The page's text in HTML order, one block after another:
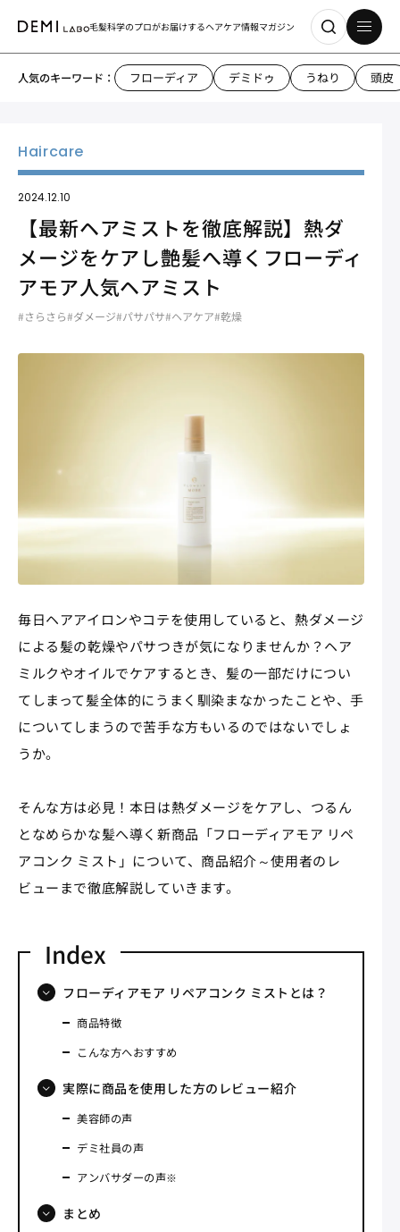
毛髪科学のプロがお届けするヘアケア情報マガジン
人気のキーワード： フローディア デミドゥ うねり 頭皮
2024.12.10
【最新ヘアミストを徹底解説】熱ダ
メージをケアし艶髪へ導くフローディ
アモア人気ヘアミスト
#さらさら#ダメージ#パサパサ#ヘアケア#乾燥
毎日ヘアアイロンやコテを使用していると、熱ダメージ
による髪の乾燥やパサつきが気になりませんか？ヘア
ミルクやオイルでケアするとき、髪の一部だけについ
てしまって髪全体的にうまく馴染まなかったことや、手
についてしまうので苦手な方もいるのではないでしょ
うか。
そんな方は必見！本日は熱ダメージをケアし、つるん
となめらかな髪へ導く新商品「フローディアモア リペ
アコンク ミスト」について、商品紹介～使用者のレ
ビューまで徹底解説していきます。
フローディアモア リペアコンク ミストとは？
商品特徴
こんな方へおすすめ
実際に商品を使用した方のレビュー紹介
美容師の声
デミ社員の声
アンバサダーの声※
まとめ